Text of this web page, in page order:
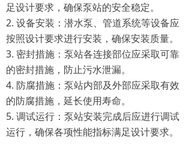
足设计要求，确保泵站的安全稳定。
2. 设备安装：潜水泵、管道系统等设备应
按照设计要求进行安装，确保安装质量。
3. 密封措施：泵站各连接部位应采取可靠
的密封措施，防止污水泄漏。
4. 防腐措施：泵站内部及外部应采取有效
的防腐措施，延长使用寿命。
5. 调试运行：泵站安装完成后应进行调试
运行，确保各项性能指标满足设计要求。